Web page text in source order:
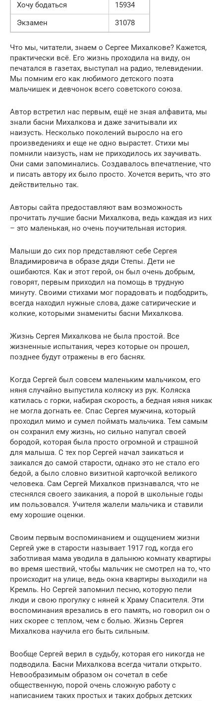
Хочу бодаться
15934
Экзамен
31078
Что мы, читатели, знаем о Сергее Михалкове? Кажется,
практически всё. Его жизнь проходила на виду, он
печатался в газетах, выступал на радио, телевидении.
Мы помним его как любимого детского поэта
мальчишек и девчонок всего советского союза.
Автор встретил нас первым, ещё не зная алфавита, мы
знали басни Михалкова и даже зачитывали их
наизусть. Несколько поколений выросло на его
произведениях и еще не одно вырастет. Стихи мы
помнили наизусть, нам не приходилось их заучивать.
Они сами запоминались. Создавалось впечатление, что
и писать автору их было просто. Хочется верить, что это
действительно так.
Авторы сайта предоставляют вам возможность
прочитать лучшие басни Михалкова, ведь каждая из них
– это маленькая, но очень поучительная история.
Малыши до сих пор представляют себе Сергея
Владимировича в образе дяди Степы. Дети не
ошибаются. Как и этот герой, он был очень добрым,
говорят, первым приходил на помощь в трудную
минуту. Своими стихами мог порадовать и подбодрить,
всегда находил нужные слова, даже сатирические и
колкие, которыми знамениты басни Михалкова.
Жизнь Сергея Михалкова не была простой. Все
жизненные испытания, через которые он прошел,
позднее будут отражены в его баснях.
Когда Сергей был совсем маленьким мальчиком, его
няня случайно выпустила коляску из рук. Коляска
катилась с горки, набирая скорость, а бедная няня никак
не могла догнать ее. Спас Сергея мужчина, который
проходил мимо и сумел поймать мальчика. Тем самым
он сохранил ему жизнь, но сильно напугал своей
бородой, которая была просто огромной и страшной
для малыша. С тех пор Сергей начал заикаться и
заикался до самой старости, однако это не стало его
бедой, а было словно визитной карточкой великого
человека. Сам Сергей Михалков признавался, что не
стеснялся своего заикания, а порой в школьные годы
им пользовался. Учителя жалели мальчика и ставили
ему хорошие оценки.
Своим первым воспоминанием и ощущением жизни
Сергей уже в старости называет 1917 год, когда его
заботливая мама уводила в дальнюю комнату квартиры
во время шествий, чтобы мальчик не смотрел на то, что
происходит на улице, ведь окна квартиры выходили на
Кремль. Но Сергей запомнил песню, которую пели
люди и свою прогулку с няней к Храму Спасителя. Эти
воспоминания врезались в его память, но говорил он о
них скорее с теплом, чем с болью. Жизнь Сергея
Михалкова научила его быть сильным.
Вообще Сергей верил в судьбу, которая его никогда не
подводила. Басни Михалкова всегда читали открыто.
Невообразимым образом он сочетал в себе
общественную, порой очень сложную работу с
написанием таких простых и таких добрых детских